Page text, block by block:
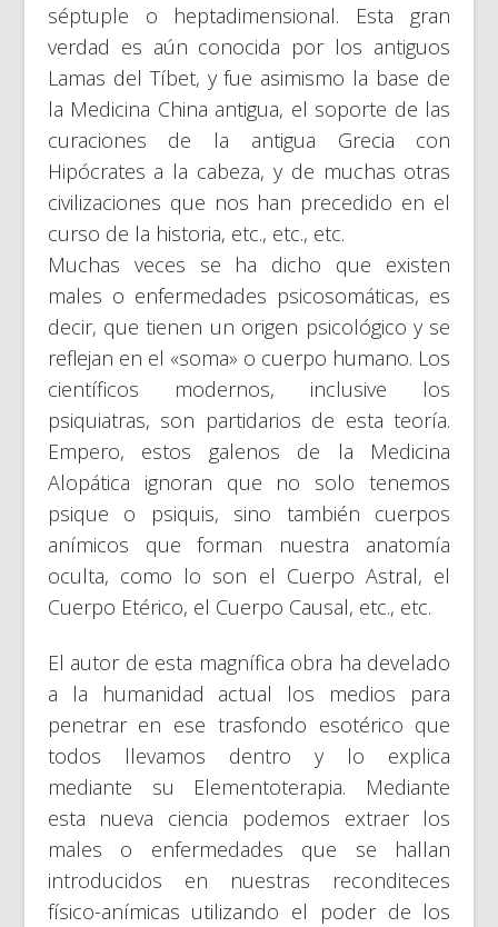
séptuple o heptadimensional. Esta gran
verdad es aún conocida por los antiguos
Lamas del Tíbet, y fue asimismo la base de
la Medicina China antigua, el soporte de las
curaciones de la antigua Grecia con
Hipócrates a la cabeza, y de muchas otras
civilizaciones que nos han precedido en el
curso de la historia, etc., etc., etc.
Muchas veces se ha dicho que existen
males o enfermedades psicosomáticas, es
decir, que tienen un origen psicológico y se
reflejan en el «soma» o cuerpo humano. Los
científicos modernos, inclusive los
psiquiatras, son partidarios de esta teoría.
Empero, estos galenos de la Medicina
Alopática ignoran que no solo tenemos
psique o psiquis, sino también cuerpos
anímicos que forman nuestra anatomía
oculta, como lo son el Cuerpo Astral, el
Cuerpo Etérico, el Cuerpo Causal, etc., etc.
El autor de esta magnífica obra ha develado
a la humanidad actual los medios para
penetrar en ese trasfondo esotérico que
todos llevamos dentro y lo explica
mediante su Elementoterapia. Mediante
esta nueva ciencia podemos extraer los
males o enfermedades que se hallan
introducidos en nuestras reconditeces
físico-anímicas utilizando el poder de los